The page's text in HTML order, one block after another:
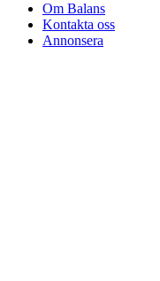
Om Balans
Kontakta oss
Annonsera